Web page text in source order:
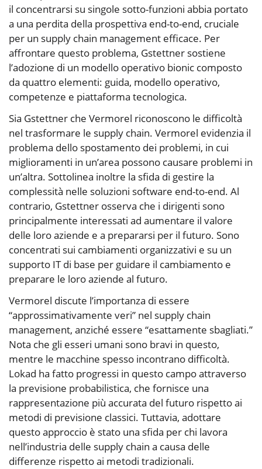
il concentrarsi su singole sotto-funzioni abbia portato
a una perdita della prospettiva end-to-end, cruciale
per un supply chain management efficace. Per
affrontare questo problema, Gstettner sostiene
l’adozione di un modello operativo bionic composto
da quattro elementi: guida, modello operativo,
competenze e piattaforma tecnologica.
Sia Gstettner che Vermorel riconoscono le difficoltà
nel trasformare le supply chain. Vermorel evidenzia il
problema dello spostamento dei problemi, in cui
miglioramenti in un’area possono causare problemi in
un’altra. Sottolinea inoltre la sfida di gestire la
complessità nelle soluzioni software end-to-end. Al
contrario, Gstettner osserva che i dirigenti sono
principalmente interessati ad aumentare il valore
delle loro aziende e a prepararsi per il futuro. Sono
concentrati sui cambiamenti organizzativi e su un
supporto IT di base per guidare il cambiamento e
preparare le loro aziende al futuro.
Vermorel discute l’importanza di essere
“approssimativamente veri” nel supply chain
management, anziché essere “esattamente sbagliati.”
Nota che gli esseri umani sono bravi in questo,
mentre le macchine spesso incontrano difficoltà.
Lokad ha fatto progressi in questo campo attraverso
la previsione probabilistica, che fornisce una
rappresentazione più accurata del futuro rispetto ai
metodi di previsione classici. Tuttavia, adottare
questo approccio è stato una sfida per chi lavora
nell’industria delle supply chain a causa delle
differenze rispetto ai metodi tradizionali.